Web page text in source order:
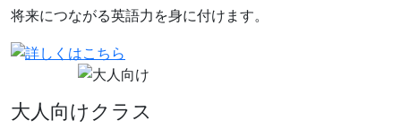
将来につながる英語力を身に付けます。
大人向けクラス